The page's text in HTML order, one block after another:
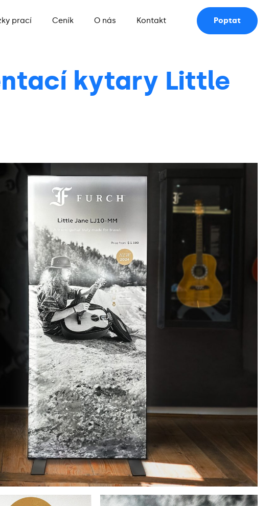
prací Ceník O nás Kontakt Poptat
kytary Little